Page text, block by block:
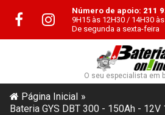
Número de apoio: 211
9H15 às 12H30 / 14H30
De segunda a sexta-feira
O seu especialista em
Página Inicial
Bateria GYS DBT 300 - 150Ah - 12V